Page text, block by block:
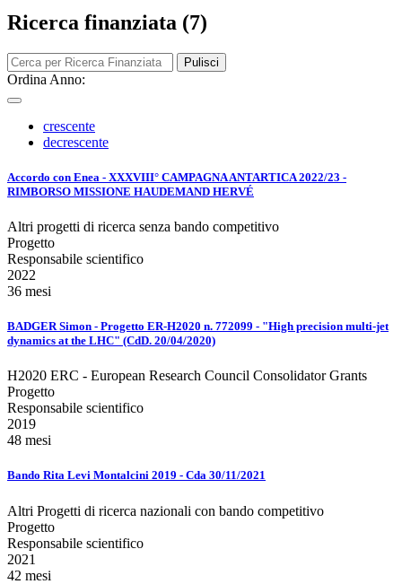
Ricerca finanziata (7)
Pulisci
Ordina Anno:
crescente
decrescente
Accordo con Enea - XXXVIII° CAMPAGNA ANTARTICA 2022/23 -
RIMBORSO MISSIONE HAUDEMAND HERVÉ
Altri progetti di ricerca senza bando competitivo
Progetto
Responsabile scientifico
2022
36 mesi
BADGER Simon - Progetto ER-H2020 n. 772099 - "High precision multi-jet
dynamics at the LHC" (CdD. 20/04/2020)
H2020 ERC - European Research Council Consolidator Grants
Progetto
Responsabile scientifico
2019
48 mesi
Bando Rita Levi Montalcini 2019 - Cda 30/11/2021
Altri Progetti di ricerca nazionali con bando competitivo
Progetto
Responsabile scientifico
2021
42 mesi